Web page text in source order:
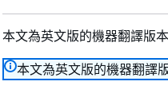
本文為英文版的機器翻譯版
本文為英文版的機器翻譯